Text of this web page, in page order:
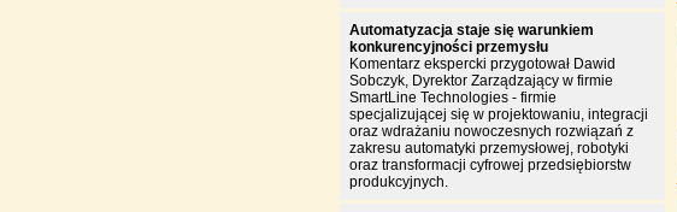
Automatyzacja staje się warunkiem
konkurencyjności przemysłu
Komentarz ekspercki przygotował Dawid
Sobczyk, Dyrektor Zarządzający w firmie
SmartLine Technologies - firmie
specjalizującej się w projektowaniu, integracji
oraz wdrażaniu nowoczesnych rozwiązań z
zakresu automatyki przemysłowej, robotyki
oraz transformacji cyfrowej przedsiębiorstw
produkcyjnych.